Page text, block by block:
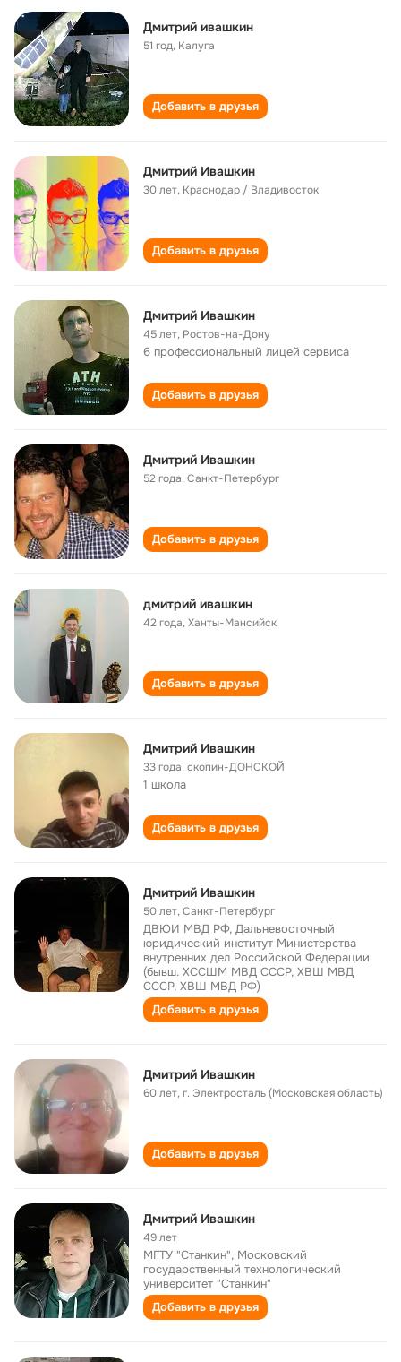
Дмитрий ивашкин
51 год, Калуга
Добавить в друзья
Дмитрий Ивашкин
30 лет, Краснодар / Владивосток
Добавить в друзья
Дмитрий Ивашкин
45 лет, Ростов-на-Дону
6 профессиональный лицей сервиса
Добавить в друзья
Дмитрий Ивашкин
52 года,Санкт-Петербург
Добавить в друзья
дмитрий ивашкин
42 года,Ханты-Мансийск
Добавить в друзья
Дмитрий Ивашкин
33 года,скопин-ДОНСКОЙ
1 школа
Добавить в друзья
Дмитрий Ивашкин
50 лет,Санкт-Петербург
ДВЮИ МВД РФ, Дальневосточный
юридический институт Министерства
внутренних дел Российской Федерации
(бывш. ХССШМ МВД СССР, ХВШ МВД
СССР, ХВШ МВД РФ)
Добавить в друзья
Дмитрий Ивашкин
60 лет,г. Электросталь (Московская область)
Добавить в друзья
Дмитрий Ивашкин
49 лет
МГТУ "Станкин", Московский
государственный технологический
университет "Станкин"
Добавить в друзья